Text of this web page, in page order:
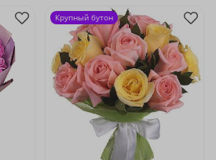
Крупный бутон